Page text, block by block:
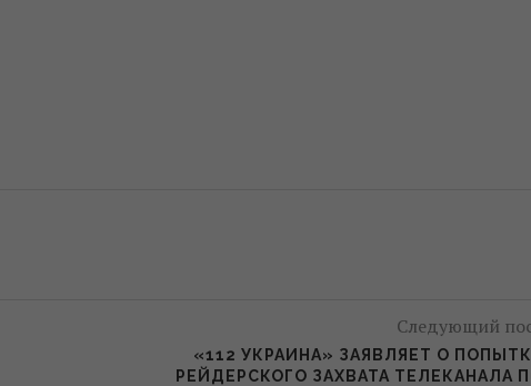
Следующий
«112 УКРАИНА» ЗАЯВЛЯЕТ О
РЕЙДЕРСКОГО ЗАХВАТА ТЕЛЕКАНАЛА